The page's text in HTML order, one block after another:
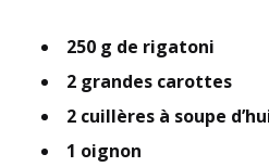
250 g de rigatoni
2 grandes carottes
2 cuillères à soupe
1 oignon